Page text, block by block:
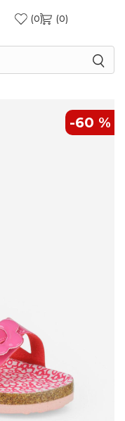
0 0
-60 %